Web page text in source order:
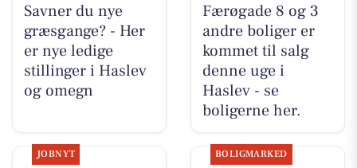
Savner du nye
græsgange? - Her
er nye ledige
stillinger i Haslev
og omegn
Færøgade 8 og 3
andre boliger er
kommet til salg
denne uge i
Haslev - se
boligerne her.
JOBNYT BOLIGMARKED